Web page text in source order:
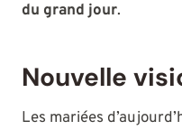
du grand jour.
Nouvelle
Les mariées